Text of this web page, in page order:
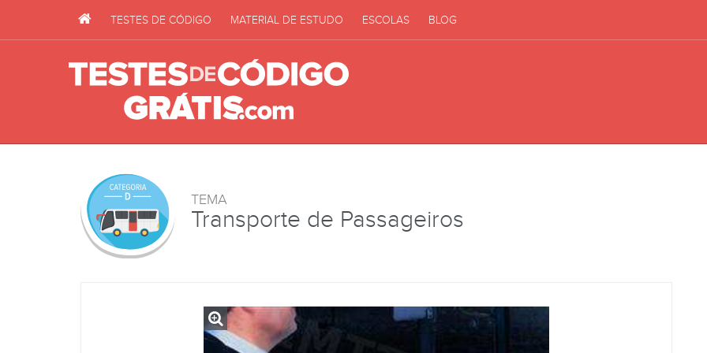
TESTES DE CÓDIGO MATERIAL DE ESTUDO ESCOLAS BLOG
TEMA
Transporte de Passageiros